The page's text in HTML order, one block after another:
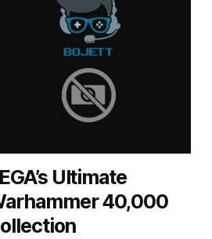
Ultimate
40,000